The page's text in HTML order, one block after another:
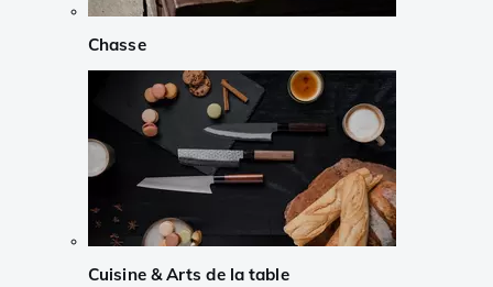
Chasse
Cuisine & Arts de la table